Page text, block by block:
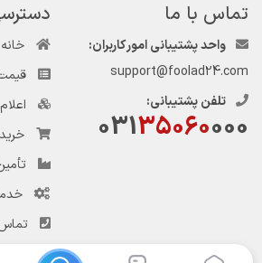
تماس با ما
واحد پشتیبانی امور کاربران:
support@foolad24.com
تلفن پشتیبانی:
03135060000
خانه